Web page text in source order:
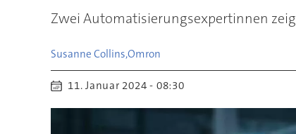
Zwei Automatisierungsexpertinnen
Susanne Collins,Omron
11. Januar 2024 - 08:30